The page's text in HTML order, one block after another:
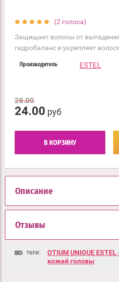
(2 голоса)
Защищает волосы от
гидробаланс и укрепляет
Производитель ESTEL
28.00
24.00 руб
В КОРЗИНУ
Описание
Отзывы
теги:
OTIUM UNIQUE
кожей головы